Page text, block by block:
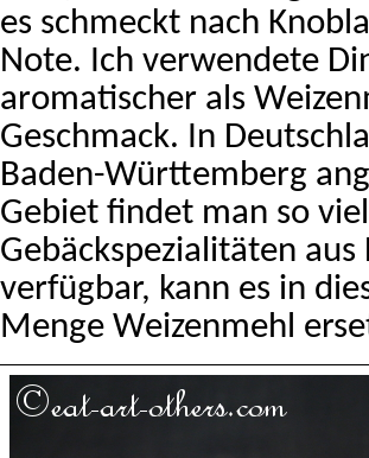
es schmeckt nach
Note. Ich verwendete
aromatischer als
Geschmack. In
Baden-Württemberg
Gebiet findet man so
Gebäckspezialitäten
verfügbar, kann es in
Menge Weizenmehl